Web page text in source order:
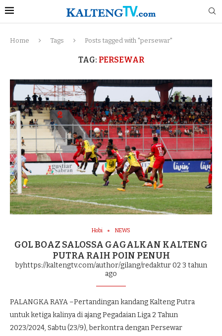
Home Tags Posts tagged with "persewar"
TAG: PERSEWAR
Hobi NEWS
GOL BOAZ SALOSSA GAGALKAN KALTENG
PUTRA RAIH POIN PENUH
byhttps://kaltengtv.com/author/gilang/redaktur 02 3 tahun
ago
PALANGKA RAYA –Pertandingan kandang Kalteng Putra
untuk ketiga kalinya di ajang Pegadaian Liga 2 Tahun
2023/2024, Sabtu (23/9), berkontra dengan Persewar